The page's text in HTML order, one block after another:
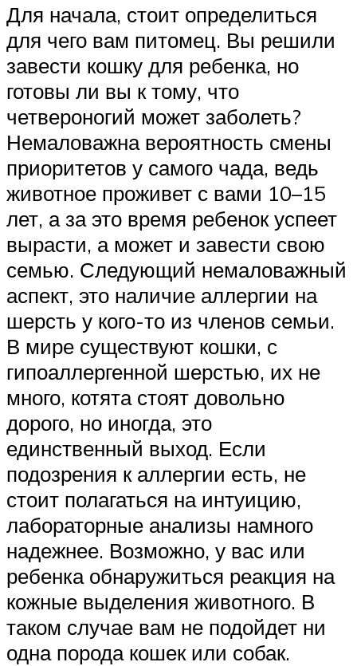
Для начала, стоит определиться
для чего вам питомец. Вы решили
завести кошку для ребенка, но
готовы ли вы к тому, что
четвероногий может заболеть?
Немаловажна вероятность смены
приоритетов у самого чада, ведь
животное проживет с вами 10–15
лет, а за это время ребенок успеет
вырасти, а может и завести свою
семью. Следующий немаловажный
аспект, это наличие аллергии на
шерсть у кого-то из членов семьи.
В мире существуют кошки, с
гипоаллергенной шерстью, их не
много, котята стоят довольно
дорого, но иногда, это
единственный выход. Если
подозрения к аллергии есть, не
стоит полагаться на интуицию,
лабораторные анализы намного
надежнее. Возможно, у вас или
ребенка обнаружиться реакция на
кожные выделения животного. В
таком случае вам не подойдет ни
одна порода кошек или собак.